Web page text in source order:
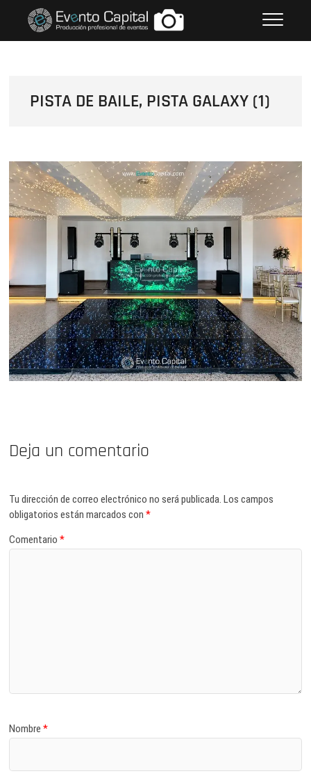
contenido
FOTOS GRUPO EMPRESARIAL
PISTA DE BAILE, PISTA GALAXY (1)
Deja un comentario
Tu dirección de correo electrónico no será publicada. Los campos
obligatorios están marcados con*
Comentario*
Nombre*